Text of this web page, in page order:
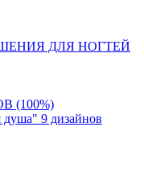
ДЛЯ НОГТЕЙ
(100%)
9 дизайнов